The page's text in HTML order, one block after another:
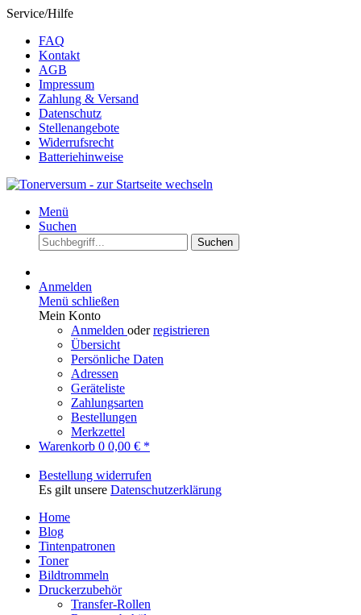
Service/Hilfe
FAQ
Kontakt
AGB
Impressum
Zahlung & Versand
Datenschutz
Stellenangebote
Widerrufsrecht
Batteriehinweise
Menü
Suchen
Suchen
Anmelden
Menü schließen
Mein Konto
Anmelden oderregistrieren
Übersicht
Persönliche Daten
Adressen
Geräteliste
Zahlungsarten
Bestellungen
Merkzettel
Warenkorb 0 0,00 € *
Bestellung widerrufen
Es gilt unsere Datenschutzerklärung
Home
Blog
Tintenpatronen
Toner
Bildtrommeln
Druckerzubehör
Transfer-Rollen